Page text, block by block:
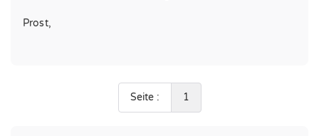
Prost,
Seite : 1